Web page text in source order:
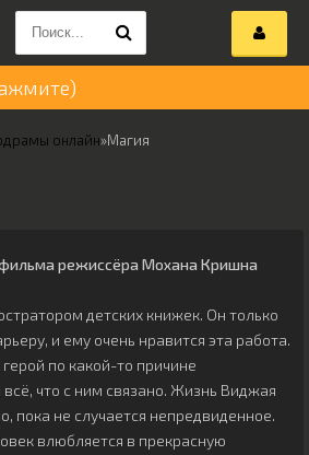
онлайн»Магия
режиссёра Мохана Кришна
детских книжек. Он только
и ему очень нравится эта работа.
по какой-то причине
что с ним связано. Жизнь Виджая
пока не случается непредвиденное.
влюбляется в прекрасную